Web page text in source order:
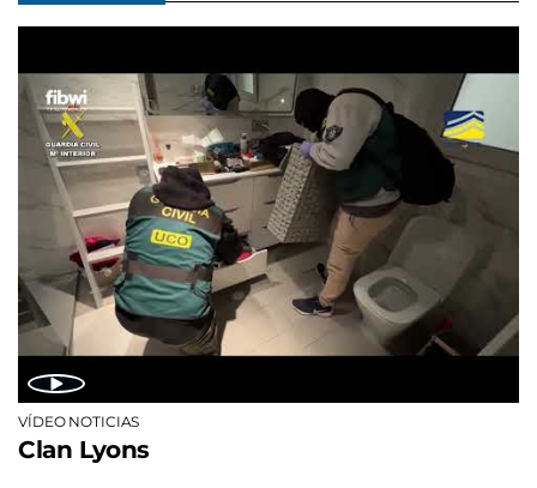
VÍDEO NOTICIAS
Clan Lyons